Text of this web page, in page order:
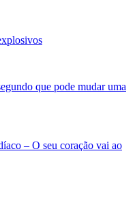
que pode mudar uma
– O seu coração vai ao